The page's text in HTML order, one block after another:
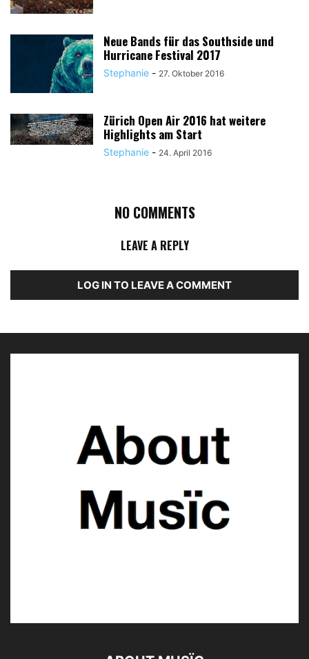
Neue Bands für das Southside und
Hurricane Festival 2017
Stephanie - 27. Oktober 2016
Zürich Open Air 2016 hat weitere
Highlights am Start
Stephanie - 24. April 2016
NO COMMENTS
LEAVE A REPLY
LOG IN TO LEAVE A COMMENT